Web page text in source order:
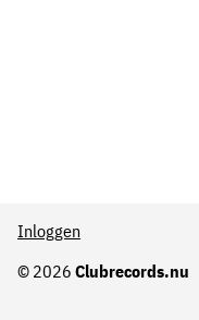
© 2026 Clubrecords.nu
Inloggen